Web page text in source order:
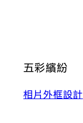
五彩繽紛
相片外框設計